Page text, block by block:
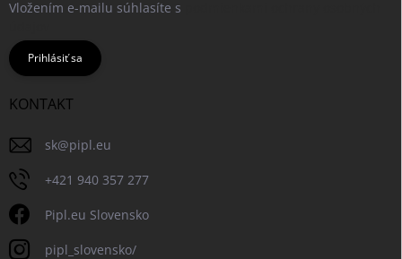
Vložením e-mailu súhlasíte s
Prihlásiť sa
KONTAKT
sk@pipl.eu
+421 940 357 277
Pipl.eu Slovensko
pipl_slovensko/